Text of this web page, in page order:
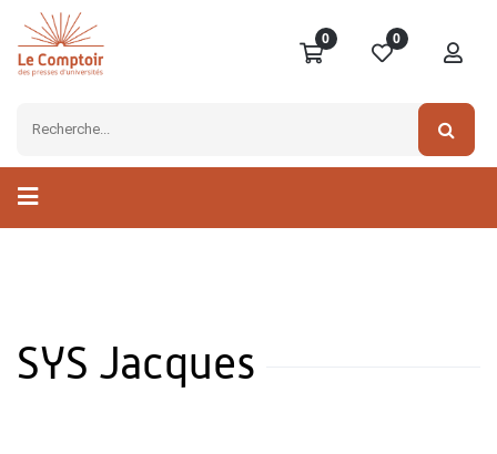
0 0
SYS Jacques